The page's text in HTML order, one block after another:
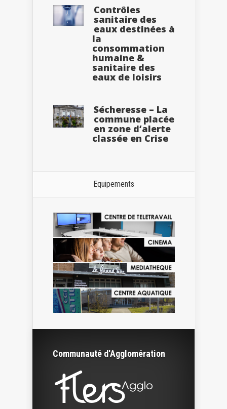
Contrôles
sanitaire des
eaux destinées à
la
consommation
humaine &
sanitaire des
eaux de loisirs
Sécheresse – La
commune placée
en zone d’alerte
classée en Crise
Equipements
Communauté d'Agglomération